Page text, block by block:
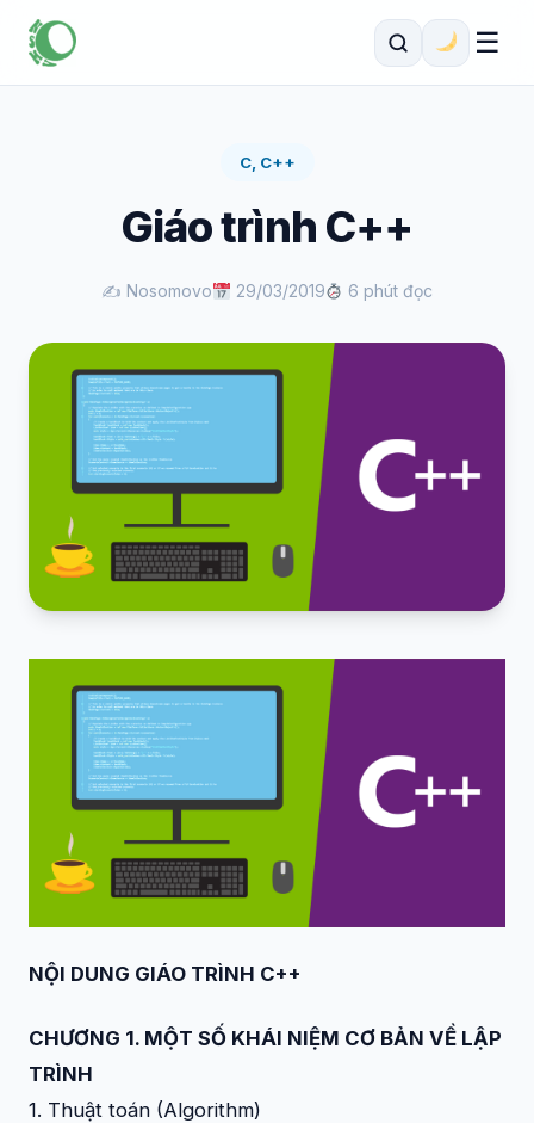
☰
C, C++
Giáo trình C++
✍️ Nosomovo 29/03/2019 6 phút đọc
NỘI DUNG GIÁO TRÌNH C++
CHƯƠNG 1. MỘT SỐ KHÁI NIỆM CƠ BẢN VỀ LẬP
TRÌNH
1. Thuật toán (Algorithm)